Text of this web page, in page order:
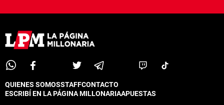
QUIENES SOMOSSTAFFCONTACTO
ESCRIBÍ EN LA PÁGINA MILLONARIAAPUESTAS